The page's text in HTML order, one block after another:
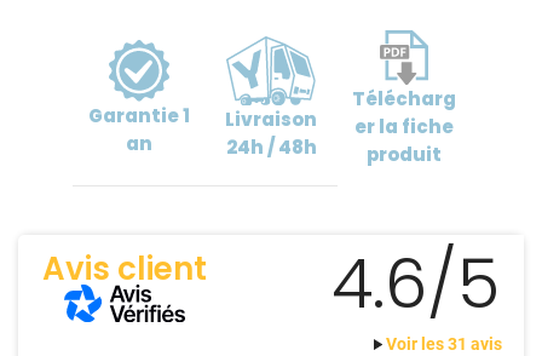
Garantie1
an
Livraison
24h / 48h
Télécharg
erla fiche
produit
Avis client 4.6/5
Voir les 31 avis